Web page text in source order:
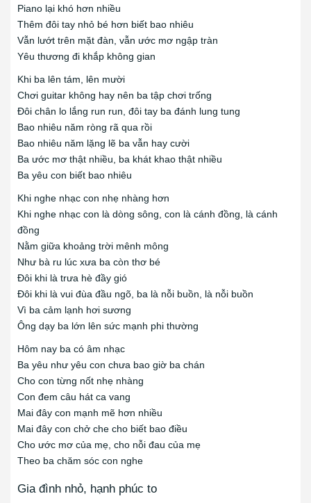
Piano lại khó hơn nhiều
Thêm đôi tay nhỏ bé hơn biết bao nhiêu
Vẫn lướt trên mặt đàn, vẫn ước mơ ngập tràn
Yêu thương đi khắp không gian
Khi ba lên tám, lên mười
Chơi guitar không hay nên ba tập chơi trống
Đôi chân lo lắng run run, đôi tay ba đánh lung tung
Bao nhiêu năm ròng rã qua rồi
Bao nhiêu năm lặng lẽ ba vẫn hay cười
Ba ước mơ thật nhiều, ba khát khao thật nhiều
Ba yêu con biết bao nhiêu
Khi nghe nhạc con nhẹ nhàng hơn
Khi nghe nhạc con là dòng sông, con là cánh đồng, là cánh
đồng
Nằm giữa khoảng trời mênh mông
Như bà ru lúc xưa ba còn thơ bé
Đôi khi là trưa hè đầy gió
Đôi khi là vui đùa đầu ngõ, ba là nỗi buồn, là nỗi buồn
Vì ba cảm lạnh hơi sương
Ông dạy ba lớn lên sức mạnh phi thường
Hôm nay ba có âm nhạc
Ba yêu như yêu con chưa bao giờ ba chán
Cho con từng nốt nhẹ nhàng
Con đem câu hát ca vang
Mai đây con mạnh mẽ hơn nhiều
Mai đây con chở che cho biết bao điều
Cho ước mơ của mẹ, cho nỗi đau của mẹ
Theo ba chăm sóc con nghe
Gia đình nhỏ, hạnh phúc to